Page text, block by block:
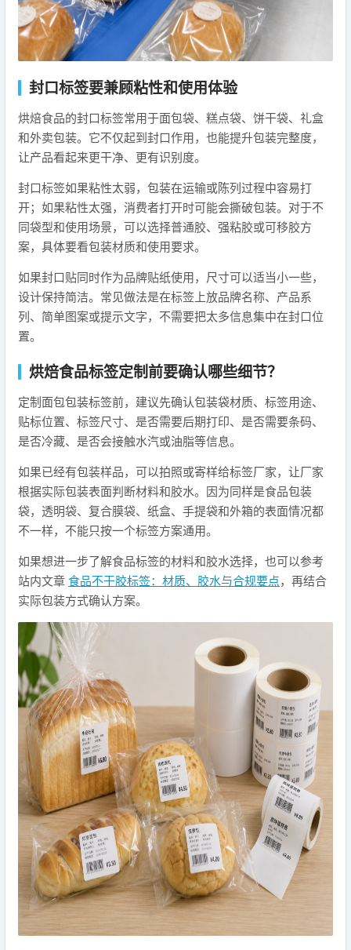
封口标签要兼顾粘性和使用体验
烘焙食品的封口标签常用于面包袋、糕点袋、饼干袋、礼盒
和外卖包装。它不仅起到封口作用，也能提升包装完整度，
让产品看起来更干净、更有识别度。
封口标签如果粘性太弱，包装在运输或陈列过程中容易打
开；如果粘性太强，消费者打开时可能会撕破包装。对于不
同袋型和使用场景，可以选择普通胶、强粘胶或可移胶方
案，具体要看包装材质和使用要求。
如果封口贴同时作为品牌贴纸使用，尺寸可以适当小一些，
设计保持简洁。常见做法是在标签上放品牌名称、产品系
列、简单图案或提示文字，不需要把太多信息集中在封口位
置。
烘焙食品标签定制前要确认哪些细节？
定制面包包装标签前，建议先确认包装袋材质、标签用途、
贴标位置、标签尺寸、是否需要后期打印、是否需要条码、
是否冷藏、是否会接触水汽或油脂等信息。
如果已经有包装样品，可以拍照或寄样给标签厂家，让厂家
根据实际包装表面判断材料和胶水。因为同样是食品包装
袋，透明袋、复合膜袋、纸盒、手提袋和外箱的表面情况都
不一样，不能只按一个标签方案通用。
如果想进一步了解食品标签的材料和胶水选择，也可以参考
站内文章食品不干胶标签：材质、胶水与合规要点，再结合
实际包装方式确认方案。